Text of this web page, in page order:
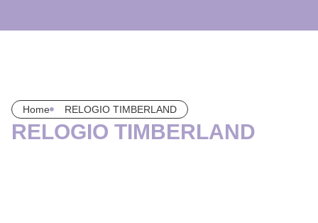
Home RELOGIO TIMBERLAND
RELOGIO TIMBERLAND